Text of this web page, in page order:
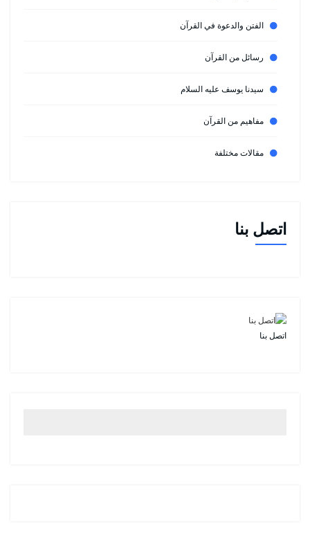
الفتن والدعوة في القرآن
رسائل من القرآن
سيدنا يوسف عليه السلام
مفاهيم من القرآن
مقالات مختلفة
اتصل بنا
اتصل بنا